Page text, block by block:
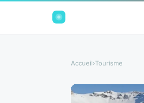
Accueil›Tourisme